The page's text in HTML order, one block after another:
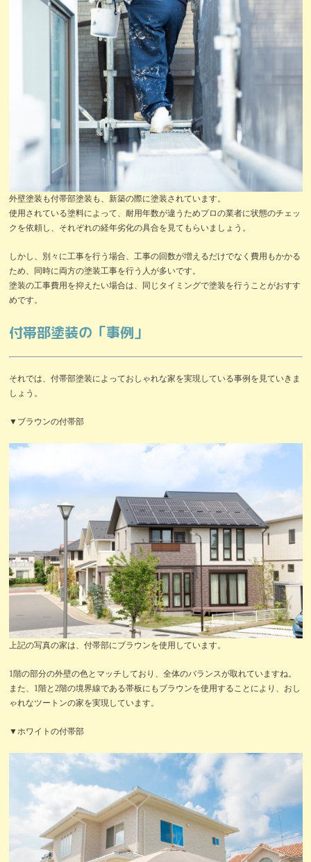
外壁塗装も付帯部塗装も、新築の際に塗装されています。
使用されている塗料によって、耐用年数が違うためプロの業者に状態のチェッ
クを依頼し、それぞれの経年劣化の具合を見てもらいましょう。
しかし、別々に工事を行う場合、工事の回数が増えるだけでなく費用もかかる
ため、同時に両方の塗装工事を行う人が多いです。
塗装の工事費用を抑えたい場合は、同じタイミングで塗装を行うことがおすす
めです。
付帯部塗装の「事例」
それでは、付帯部塗装によっておしゃれな家を実現している事例を見ていきま
しょう。
▼ブラウンの付帯部
上記の写真の家は、付帯部にブラウンを使用しています。
1階の部分の外壁の色とマッチしており、全体のバランスが取れていますね。
また、1階と2階の境界線である帯板にもブラウンを使用することにより、おし
ゃれなツートンの家を実現しています。
▼ホワイトの付帯部